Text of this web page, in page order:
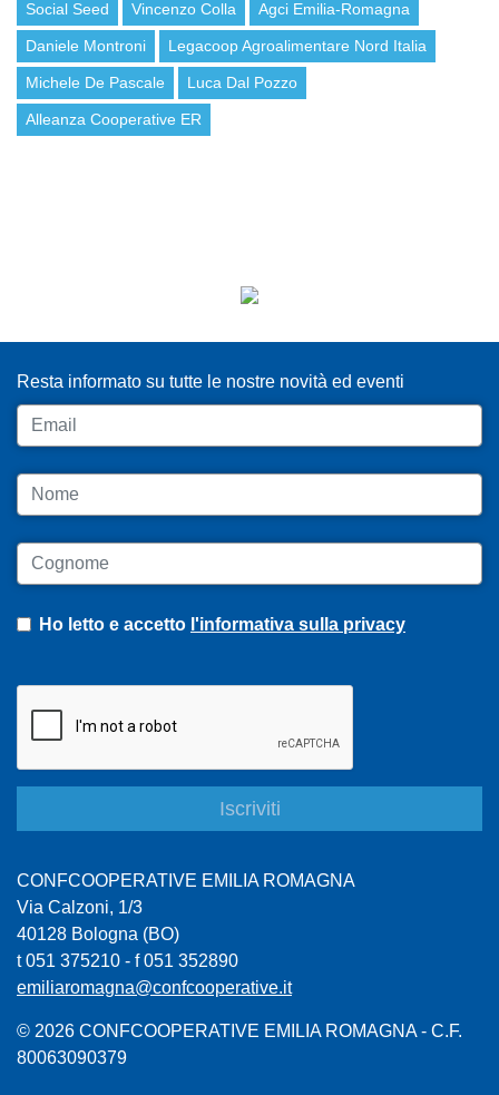
Social Seed Vincenzo Colla Agci Emilia-Romagna
Daniele Montroni Legacoop Agroalimentare Nord Italia
Michele De Pascale Luca Dal Pozzo
Alleanza Cooperative ER
Resta informato su tutte le nostre novità ed eventi
Email
Nome
Cognome
Ho letto e accetto l'informativa sulla privacy
CONFCOOPERATIVE EMILIA ROMAGNA
Via Calzoni, 1/3
40128 Bologna (BO)
t 051 375210 - f 051 352890
emiliaromagna@confcooperative.it
© 2026 CONFCOOPERATIVE EMILIA ROMAGNA - C.F.
80063090379